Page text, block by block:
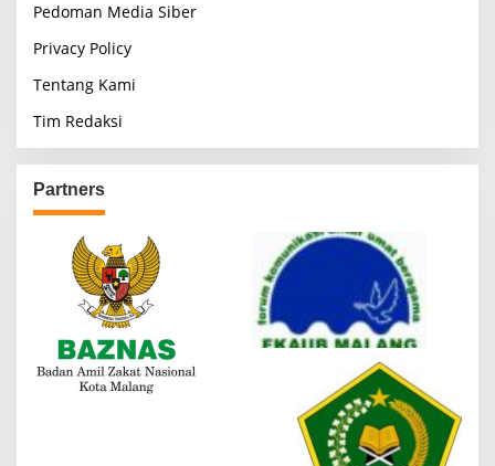
Pedoman Media Siber
Privacy Policy
Tentang Kami
Tim Redaksi
Partners